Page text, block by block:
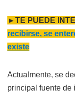
►TE PUEDE
recibirse, se
existe
Actualmente, se
principal fuente de